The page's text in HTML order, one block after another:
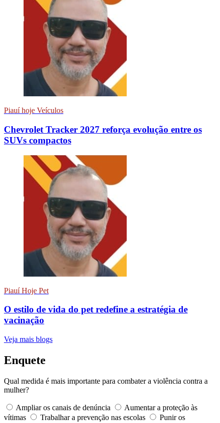
Piauí hoje Veículos
Chevrolet Tracker 2027 reforça evolução entre os
SUVs compactos
Piauí Hoje Pet
O estilo de vida do pet redefine a estratégia de
vacinação
Veja mais blogs
Enquete
Qual medida é mais importante para combater a violência contra a
mulher?
Ampliar os canais de denúncia
Aumentar a proteção às
vítimas
Trabalhar a prevenção nas escolas
Punir os